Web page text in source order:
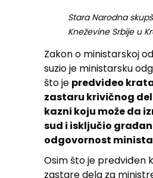
Stara Narodna
Kneževine Srbije u
Zakon o ministarskoj
suzio je ministarsku
što je predvideo
zastaru krivičnog
kazni koju može da
sud i isključio
odgovornost
Osim što je predviđen
zastare dela za